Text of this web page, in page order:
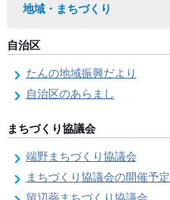
地域・まちづくり
自治区
たんの地域振興だより
自治区のあらまし
まちづくり協議会
端野まちづくり協議会
まちづくり協議会の開催予定